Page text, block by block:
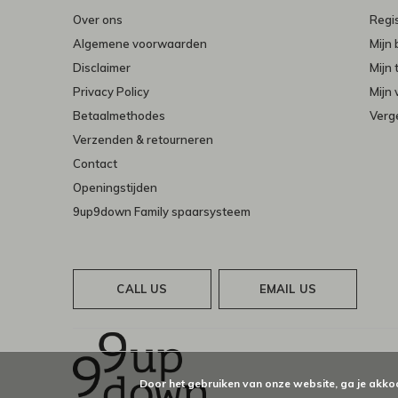
Over ons
Algemene voorwaarden
Disclaimer
Privacy Policy
Betaalmethodes
Verzenden & retourneren
Contact
Openingstijden
9up9down Family spaarsysteem
Mijn
Mijn
Mijn
CALL US EMAIL US
Door het gebruiken van onze website, ga je